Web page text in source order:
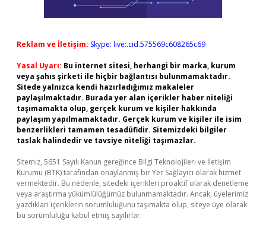
Reklam ve İletişim: Skype: live:.cid.575569c608265c69
Yasal Uyarı: Bu internet sitesi, herhangi bir marka, kurum
veya şahıs şirketi ile hiçbir bağlantısı bulunmamaktadır.
Sitede yalnızca kendi hazırladığımız makaleler
paylaşılmaktadır. Burada yer alan içerikler haber niteliği
taşımamakta olup, gerçek kurum ve kişiler hakkında
paylaşım yapılmamaktadır. Gerçek kurum ve kişiler ile isim
benzerlikleri tamamen tesadüfidir. Sitemizdeki bilgiler
taslak halindedir ve tavsiye niteliği taşımazlar.
Sitemiz, 5651 Sayılı Kanun gereğince Bilgi Teknolojileri ve İletişim
Kurumu (BTK) tarafından onaylanmış bir Yer Sağlayıcı olarak hizmet
vermektedir. Bu nedenle, sitedeki içerikleri proaktif olarak denetleme
veya araştırma yükümlülüğümüz bulunmamaktadır. Ancak, üyelerimiz
yazdıkları içeriklerin sorumluluğunu taşımakta olup, siteye üye olarak
bu sorumluluğu kabul etmiş sayılırlar.